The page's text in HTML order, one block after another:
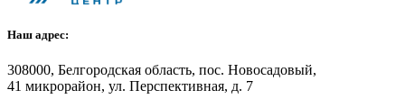
Наш адрес:
308000, Белгородская область, пос. Новосадовый,
41 микрорайон, ул. Перспективная, д. 7